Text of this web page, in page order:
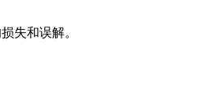
失和误解。